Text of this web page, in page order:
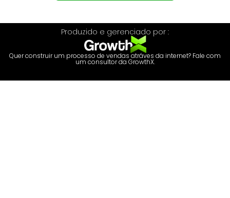
Produzido e gerenciado por :
Quer construir um processo de vendas atráves da internet? Fale com
um consultor da GrowthX.